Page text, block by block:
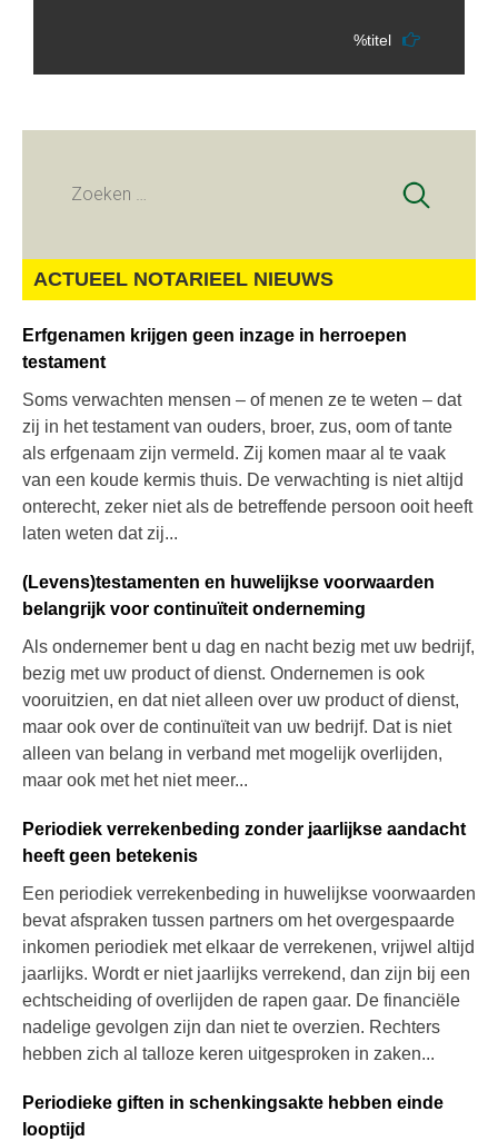
%titel
Zoeken
ACTUEEL NOTARIEEL NIEUWS
Erfgenamen krijgen geen inzage in herroepen
testament
Soms verwachten mensen – of menen ze te weten – dat
zij in het testament van ouders, broer, zus, oom of tante
als erfgenaam zijn vermeld. Zij komen maar al te vaak
van een koude kermis thuis. De verwachting is niet altijd
onterecht, zeker niet als de betreffende persoon ooit heeft
laten weten dat zij...
(Levens)testamenten en huwelijkse voorwaarden
belangrijk voor continuïteit onderneming
Als ondernemer bent u dag en nacht bezig met uw bedrijf,
bezig met uw product of dienst. Ondernemen is ook
vooruitzien, en dat niet alleen over uw product of dienst,
maar ook over de continuïteit van uw bedrijf. Dat is niet
alleen van belang in verband met mogelijk overlijden,
maar ook met het niet meer...
Periodiek verrekenbeding zonder jaarlijkse aandacht
heeft geen betekenis
Een periodiek verrekenbeding in huwelijkse voorwaarden
bevat afspraken tussen partners om het overgespaarde
inkomen periodiek met elkaar de verrekenen, vrijwel altijd
jaarlijks. Wordt er niet jaarlijks verrekend, dan zijn bij een
echtscheiding of overlijden de rapen gaar. De financiële
nadelige gevolgen zijn dan niet te overzien. Rechters
hebben zich al talloze keren uitgesproken in zaken...
Periodieke giften in schenkingsakte hebben einde
looptijd